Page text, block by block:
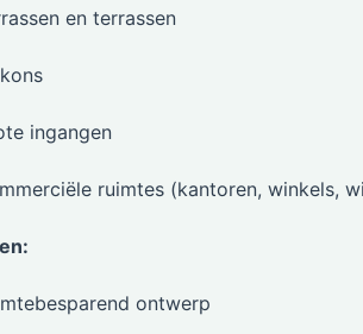
en terrassen
ingangen
ruimtes (kantoren, winkels,
ontwerp